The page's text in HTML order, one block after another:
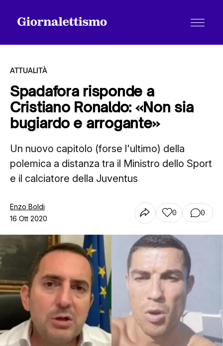
Tutti gli articoli
Chi siamo
ATTUALITÀ
Spadafora risponde a
Cristiano Ronaldo: «Non sia
bugiardo e arrogante»
Un nuovo capitolo (forse l'ultimo) della
polemica a distanza tra il Ministro dello Sport
e il calciatore della Juventus
Enzo Boldi
16 Ott 2020
0 0